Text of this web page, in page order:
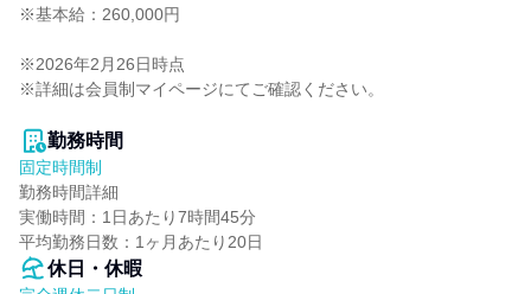
※基本給：260,000円
※2026年2月26日時点
※詳細は会員制マイページにてご確認ください。
勤務時間
固定時間制
勤務時間詳細
実働時間：1日あたり7時間45分
平均勤務日数：1ヶ月あたり20日
休日・休暇